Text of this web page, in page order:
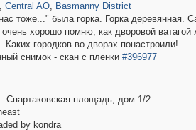
Central AO, Basmanny District
тоже..." была горка. Горка деревянная.
хорошо помню, как дворовой ватагой
городков во дворах понастроили!
снимок - скан с пленки #396977
Спартаковская площадь, дом 1/2
by kondra